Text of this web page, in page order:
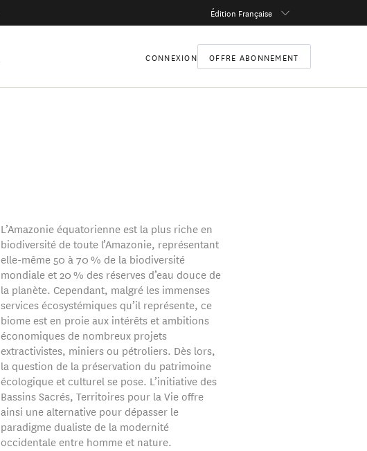
Édition Française
CONNEXION OFFRE ABONNEMENT
L’Amazonie équatorienne est la plus riche en
biodiversité de toute l’Amazonie, représentant
elle-même 50 à 70 % de la biodiversité
mondiale et 20 % des réserves d’eau douce de
la planète. Cependant, malgré les immenses
services écosystémiques qu’il représente, ce
biome est en proie aux intérêts et ambitions
économiques de nombreux projets
extractivistes, miniers ou pétroliers. Dès lors,
la question de la préservation du patrimoine
écologique et culturel se pose. L’initiative des
Bassins Sacrés, Territoires pour la Vie offre
ainsi une alternative pour dépasser le
paradigme dualiste de la modernité
occidentale entre homme et nature.